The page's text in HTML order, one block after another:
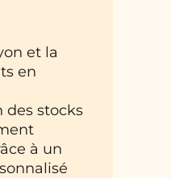
et la
en
des stocks
à un